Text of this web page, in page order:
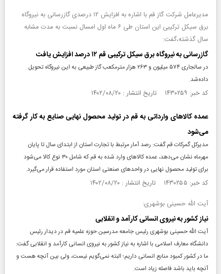
مدیرعامل شرکت گاز قم با اشاره به افزایش ۱۲ درصدی گازرسانی به نیروگاه
برق سیکل ترکیبی این استان طی ۶ ماه اول امسال نسبت به مدت مشابه
سال گذشته،گفت:
گازرسانی به نیروگاه برق سیکل ترکیبی قم ۱۲ درصد افزایش یافت
در سالجاری ۵۷۴ میلیون و ۲۶۳ هزار مترمکعب گاز طبیعی به این نیروگاه تحویل
داده‌شد.
کد خبر: ۱۴۳۰۲۵۹ تاریخ انتشار : ۱۴۰۲/۰۸/۲۰
عمده کالاهای وارداتی به قم در تولید محصول نهایی صنایع به کار گرفته‌
می‌شود
مدیرکل گمرکات قم گفت: رصد آمار مرتبط با تجارت استان از ابتدای سال تا پایان
مهرماه نشان می‌دهد، عمده کالاهای وارد شده به قم که شامل ۳۰ نوع کالا می‌شود
برای تولید محصول نهایی در واحدهای صنعتی استان مورد استفاده قرار می‌گیرد.
کد خبر: ۱۴۳۰۲۵۵ تاریخ انتشار : ۱۴۰۲/۰۸/۲۰
آیت الله حسینی بوشهری:
نیاز کشور به نیروی انسانی کارآمد و انقلابی
آیت الله حسینی بوشهری رئیس جامعه مدرسین حوزه علمیه قم در دیدار رئیس
دانشگاه معارف اسلامی با اشاره به نیاز کشور به نیروی انسانی کارآمد و انقلابی گفت:
ما در کشور کمبود منابع انسانی داریم؛ البته نمی‌گویم نیست، ولی بین آنچه هست و
آنچه باید باشد فاصله زیاد است.